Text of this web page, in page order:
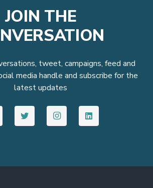
JOIN THE
tweet, campaigns, feed and
media handle and subscribe for the
latest updates